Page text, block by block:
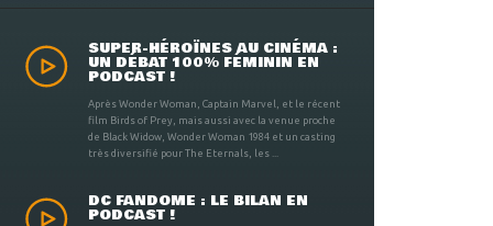
SUPER-HÉROÏNES AU CINÉMA :
UN DÉBAT 100% FÉMININ EN
PODCAST !
Après Wonder Woman, Captain Marvel, et le récent
film Birds of Prey, mais aussi avec la venue proche
de Black Widow, Wonder Woman 1984 et un casting
très diversifié pour The Eternals, les ...
DC FANDOME : LE BILAN EN
PODCAST !